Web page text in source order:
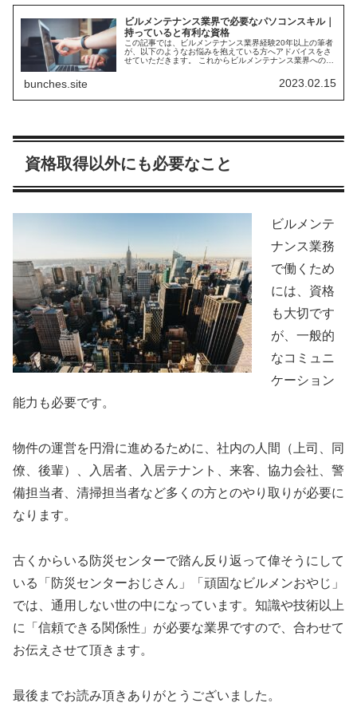
ビルメンテナンス業界で必要なパソコンスキル｜
持っていると有利な資格
この記事では、ビルメンテナンス業界経験20年以上の筆者
が、以下のようなお悩みを抱えている方へアドバイスをさ
せていただきます。 これからビルメンテナンス業界への転
bunches.site 2023.02.15
資格取得以外にも必要なこと
ビルメンテ
ナンス業務
で働くため
には、資格
も大切です
が、一般的
なコミュニ
ケーション
能力も必要です。
物件の運営を円滑に進めるために、社内の人間（上司、同
僚、後輩）、入居者、入居テナント、来客、協力会社、警
備担当者、清掃担当者など多くの方とのやり取りが必要に
なります。
古くからいる防災センターで踏ん反り返って偉そうにして
いる「防災センターおじさん」「頑固なビルメンおやじ」
では、通用しない世の中になっています。知識や技術以上
に「信頼できる関係性」が必要な業界ですので、合わせて
お伝えさせて頂きます。
最後までお読み頂きありがとうございました。